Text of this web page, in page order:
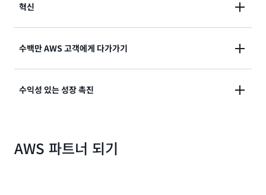
혁신
최신AWS 클라우드 서비스
로 혁신하여 고객에게 맞춤
관리 서비스를 제공하려는 경우 APN은 시장 진출 전략
수백만 AWS 고객에게 다가가기
독립 소프트웨어 개발 판매 회사(ISV), 데이터 제공업체
간소화된 조달 프로세스, 향상된 가시성, 전담 지원을 통
수익성 있는 성장 촉진
을 지원합니다. AWS 솔루션을 재판매하든, 엔터프라이
즈 규모의 트랜스포메이션을 제공하든, 시장 진출 전략
AWS 파트너 되기